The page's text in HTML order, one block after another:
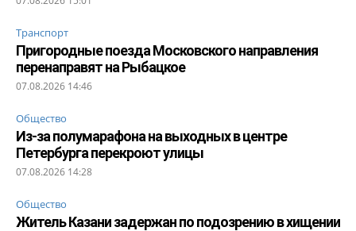
Транспорт
Пригородные поезда Московского направления
перенаправят на Рыбацкое
07.08.2026 14:46
Общество
Из-за полумарафона на выходных в центре
Петербурга перекроют улицы
07.08.2026 14:28
Общество
Житель Казани задержан по подозрению в хищении